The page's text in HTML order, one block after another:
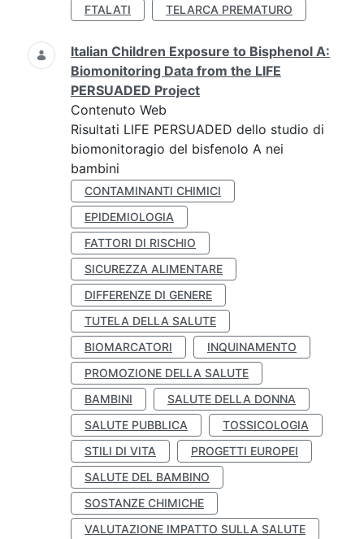
FTALATI
TELARCA PREMATURO
Italian Children Exposure to Bisphenol A:
Biomonitoring Data from the LIFE
PERSUADED Project
Contenuto Web
Risultati LIFE PERSUADED dello studio di
biomonitoragio del bisfenolo A nei
bambini
CONTAMINANTI CHIMICI
EPIDEMIOLOGIA
FATTORI DI RISCHIO
SICUREZZA ALIMENTARE
DIFFERENZE DI GENERE
TUTELA DELLA SALUTE
BIOMARCATORI
INQUINAMENTO
PROMOZIONE DELLA SALUTE
BAMBINI
SALUTE DELLA DONNA
SALUTE PUBBLICA
TOSSICOLOGIA
STILI DI VITA
PROGETTI EUROPEI
SALUTE DEL BAMBINO
SOSTANZE CHIMICHE
VALUTAZIONE IMPATTO SULLA SALUTE